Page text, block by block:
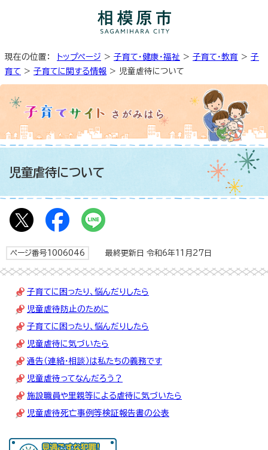
現在の位置： トップページ > 子育て・健康・福祉 > 子育て・教育 > 子
育て > 子育てに関する情報 > 児童虐待について
児童虐待について
ページ番号1006046 最終更新日 令和6年11月27日
子育てに困ったり、悩んだりしたら
児童虐待防止のために
子育てに困ったり、悩んだりしたら
児童虐待に気づいたら
通告（連絡・相談）は私たちの義務です
児童虐待ってなんだろう？
施設職員や里親等による虐待に気づいたら
児童虐待死亡事例等検証報告書の公表